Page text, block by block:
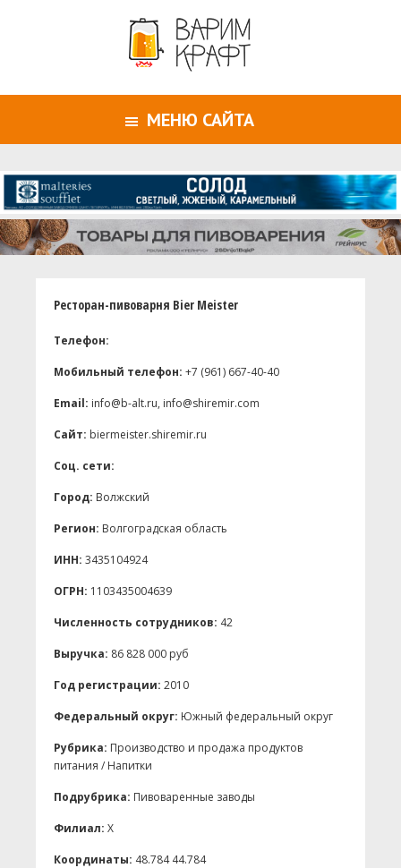
МЕНЮ САЙТА
Ресторан-пивоварня Bier Meister
Телефон:
Мобильный телефон: +7 (961) 667-40-40
Email: info@b-alt.ru, info@shiremir.com
Сайт: biermeister.shiremir.ru
Соц. сети:
Город: Волжский
Регион: Волгоградская область
ИНН: 3435104924
ОГРН: 1103435004639
Численность сотрудников: 42
Выручка: 86 828 000 руб
Год регистрации: 2010
Федеральный округ: Южный федеральный округ
Рубрика: Производство и продажа продуктов
питания / Напитки
Подрубрика: Пивоваренные заводы
Филиал: X
Координаты: 48.784 44.784